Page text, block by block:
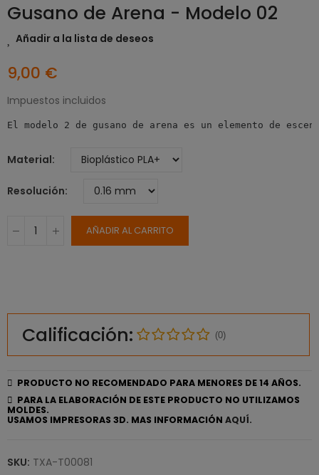
Gusano de Arena - Modelo 02
Añadir a la lista de deseos
9,00 €
Impuestos incluidos
El modelo 2 de gusano de arena es un elemento de
Material
Resolución
AÑADIR AL CARRITO
Calificación: (0)
PRODUCTO NO RECOMENDADO PARA MENORES DE 14 AÑOS.
PARA LA ELABORACIÓN DE ESTE PRODUCTO NO UTILIZAMOS
MOLDES.
USAMOS IMPRESORAS 3D. MAS INFORMACIÓN AQUÍ.
SKU: TXA-T00081